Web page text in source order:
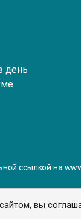
вы
день
ссылкой на